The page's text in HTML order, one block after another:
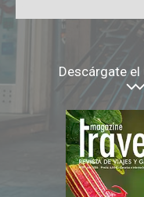
Descárgate